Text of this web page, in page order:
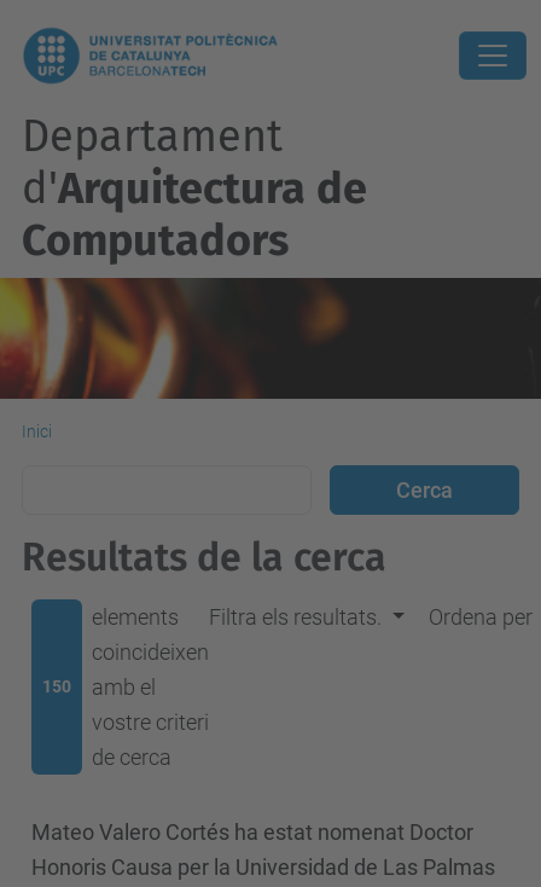
Departament
d'Arquitectura de
Computadors
Inici
Resultats de la cerca
150
elements
coincideixen
amb el
vostre criteri
de cerca
Filtra els resultats. Ordena per
Mateo Valero Cortés ha estat nomenat Doctor
Honoris Causa per la Universidad de Las Palmas